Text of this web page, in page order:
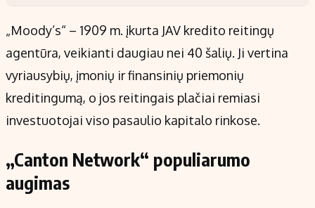
„Moody’s“ – 1909 m. įkurta JAV kredito reitingų
agentūra, veikianti daugiau nei 40 šalių. Ji vertina
vyriausybių, įmonių ir finansinių priemonių
kreditingumą, o jos reitingais plačiai remiasi
investuotojai viso pasaulio kapitalo rinkose.
„Canton Network“ populiarumo
augimas